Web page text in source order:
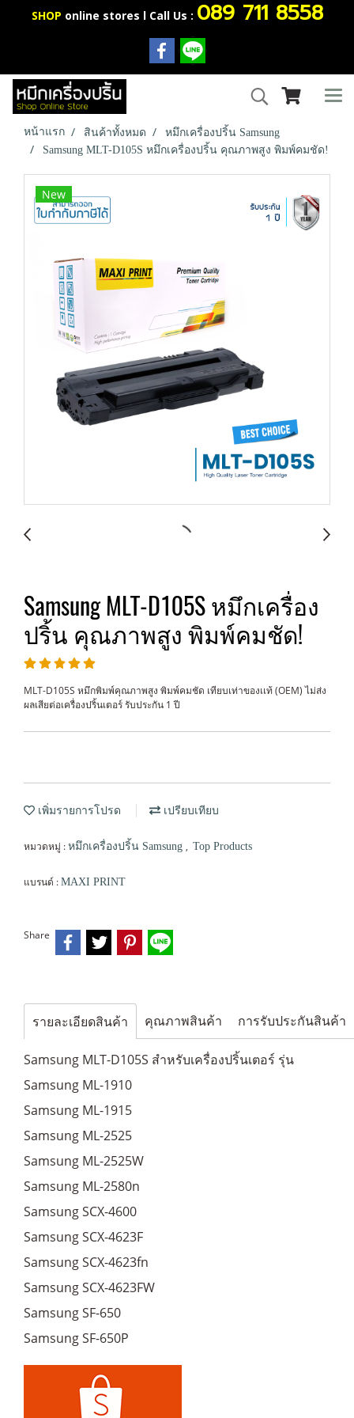
SHOP online stores l Call Us : 089 711 8558
หน้าแรก สินค้าทั้งหมด
หมึกเครื่องปริ้น Samsung
Samsung MLT-D105S หมึกเครื่องปริ้น คุณภาพสูง พิมพ์คมชัด!
New
Samsung MLT-D105S หมึกเครื่อง
ปริ้น คุณภาพสูง พิมพ์คมชัด!
MLT-D105S หมึกพิมพ์คุณภาพสูง พิมพ์คมชัด เทียบเท่าของเเท้ (OEM) ไม่ส่ง
ผลเสียต่อเครื่องปริ้นเตอร์ รับประกัน 1 ปี
เพิ่มรายการโปรด เปรียบเทียบ
หมวดหมู่ : หมึกเครื่องปริ้น Samsung , Top Products
แบรนด์ : MAXI PRINT
Share
รายละเอียดสินค้า คุณภาพสินค้า การรับประกันสินค้า
Samsung MLT-D105S สำหรับเครื่องปริ้นเตอร์ รุ่น
Samsung ML-1910
Samsung ML-1915
Samsung ML-2525
Samsung ML-2525W
Samsung ML-2580n
Samsung SCX-4600
Samsung SCX-4623F
Samsung SCX-4623fn
Samsung SCX-4623FW
Samsung SF-650
Samsung SF-650P